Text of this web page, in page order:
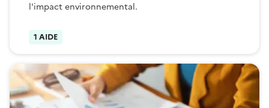
l'impact environnemental.
1 AIDE